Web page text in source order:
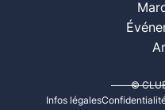
©
Infos légales